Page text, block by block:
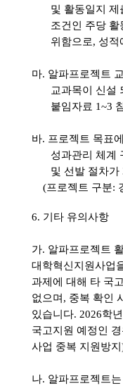
및 활동일지
조건인 주당 활
위함으로, 성적
마. 알파프로젝트
교과목이 신설
붙임자료 1~3
바. 프로젝트 목표
성과관리 체계
및 선발 절차가
(프로젝트 구분:
6. 기타 유의사항
가. 알파프로젝트
대학혁신지원사업
과제에 대해 타 국
없으며, 중복 확인
있습니다. 2026학
국고지원 예정인 경
사업 중복 지원방지
나. 알파프로젝트는